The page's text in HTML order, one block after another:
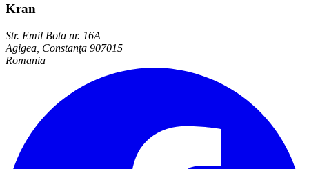
Kran
Str. Emil Bota nr. 16A
Agigea, Constanța 907015
Romania